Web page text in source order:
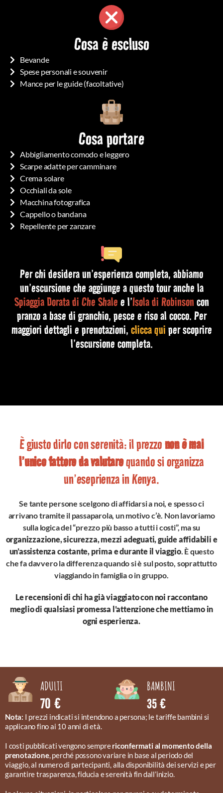
Cosa è escluso
Bevande
Spese personali e souvenir
Mance per le guide (facoltative)
Cosa portare
Abbigliamento comodo e leggero
Scarpe adatte per camminare
Crema solare
Occhiali da sole
Macchina fotografica
Cappello o bandana
Repellente per zanzare
Per chi desidera un’esperienza completa, abbiamo
un’escursione che aggiunge a questo tour anche la
Spiaggia Dorata di Che Shalee l’Isola di Robinsoncon
pranzo a base di granchio, pesce e riso al cocco. Per
maggiori dettagli e prenotazioni,clicca quiper scoprire
l’escursione completa.
È giusto dirlo con serenità: il prezzonon è mai
l’unico fattore da valutarequando si organizza
un’eseprienza in Kenya.
Se tante persone scelgono di affidarsi a noi, e spesso ci
arrivano tramite il passaparola, un motivo c’è. Non lavoriamo
sulla logica del “prezzo più basso a tutti i costi”, ma su
organizzazione, sicurezza, mezzi adeguati, guide affidabili e
un’assistenza costante, prima e durante il viaggio. È questo
che fa davvero la differenza quando si è sul posto, soprattutto
viaggiando in famiglia o in gruppo.
Le recensioni di chi ha già viaggiato con noi raccontano
meglio di qualsiasi promessa l’attenzione che mettiamo in
ogni esperienza.
ADULTI
70 €
BAMBINI
35 €
Nota: I prezzi indicati si intendono a persona; le tariffe bambini si
applicano fino ai 10 anni di età.
I costi pubblicati vengono semprericonfermati al momento della
prenotazione, perché possono variare in base al periodo del
viaggio, al numero di partecipanti, alla disponibilità dei servizi e per
garantire trasparenza, fiducia e serenità fin dall’inizio.